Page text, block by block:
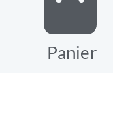
Panier